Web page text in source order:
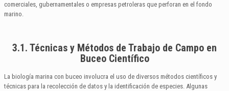
comerciales, gubernamentales o empresas petroleras que perforan en el fondo
marino.
3.1. Técnicas y Métodos de Trabajo de Campo en
Buceo Científico
La biología marina con buceo involucra el uso de diversos métodos científicos y
técnicas para la recolección de datos y la identificación de especies. Algunas